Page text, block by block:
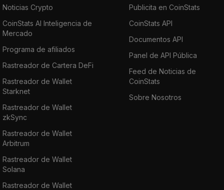
Noticias Crypto
CoinStats AI Inteligencia de
Mercado
Programa de afiliados
Rastreador de Cartera DeFi
Rastreador de Wallet
Starknet
Rastreador de Wallet
zkSync
Rastreador de Wallet
Arbitrum
Rastreador de Wallet
Solana
Rastreador de Wallet
Publicita en CoinStats
CoinStats API
Documentos API
Panel de API Pública
Feed de Noticias de
CoinStats
Sobre Nosotros